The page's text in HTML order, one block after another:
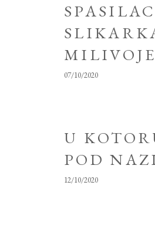
07/10/2020
U
POD
12/10/2020